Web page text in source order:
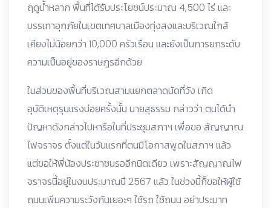
ฤดูน้ำหลาก พื้นที่ได้รับประโยชน์ประมาณ 4,500 ไร่ และ
บรรเทาอุกภัยในเขตเทศบาลเมืองทุ่งสงและบริเวณใกล้
เคียงไม่น้อยกว่า 10,000 ครัวเรือน และยังเป็นการยกระดับ
ความเป็นอยู่ของราษฎรอีกด้วย
ในส่วนของพื้นที่บริเวณสามแยกตลาดนัดที่วัง เกิด
อุบัติเหตุรุนแรงบ่อยครั้งนั้น นายสุธรรม กล่าวว่า ตนได้นำ
ปัญหาดังกล่าวไปหารือในที่ประชุมสภาฯ เพื่อขอ สัญญาณ
ไฟจราจร ตั้งแต่ในวันแรกที่ตนมีโอกาสพูดในสภาฯ แล้ว
แต่ขอให้พี่น้องประชาชนรออีกนิดเดียว เพราะสัญญาณไฟ
จราจรนี้อยู่ในงบประมาณปี 2567 แล้ว ในช่วงนี้ก็ขอให้ผู้ใช้
ถนนเพิ่มความระวังกันเยอะๆ ใช้รถ ใช้ถนน อย่าประมาท